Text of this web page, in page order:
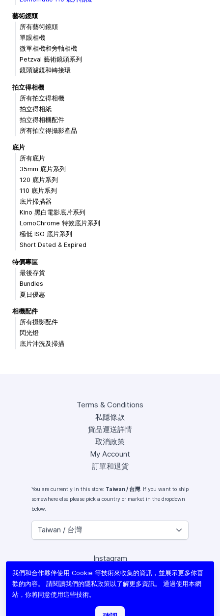
藝術鏡頭
所有藝術鏡頭
單眼相機
微單相機和旁軸相機
Petzval 藝術鏡頭系列
鏡頭濾鏡和轉接環
拍立得相機
所有拍立得相機
拍立得相紙
拍立得相機配件
所有拍立得攝影產品
底片
所有底片
35mm 底片系列
120 底片系列
110 底片系列
底片掃描器
Kino 黑白電影底片系列
LomoChrome 特效底片系列
極低 ISO 底片系列
Short Dated & Expired
特價專區
最後存貨
Bundles
夏日優惠
相機配件
所有攝影配件
閃光燈
底片沖洗及掃描
Terms & Conditions
私隱條款
貨品運送詳情
取消政策
My Account
訂單和退貨
You are currently in this store: Taiwan / 台灣. If you want to ship
somewhere else please pick a country or market in the dropdown
below.
Instagram
Facebook
X (Twitter)
Lomography
我們和合作夥伴使用 Cookie 等技術來收集的資訊，並展示更多你喜
歡的內容。 請閱讀我們的隱私政策以了解更多資訊。 通過使用本網
站，你將同意使用這些技術。